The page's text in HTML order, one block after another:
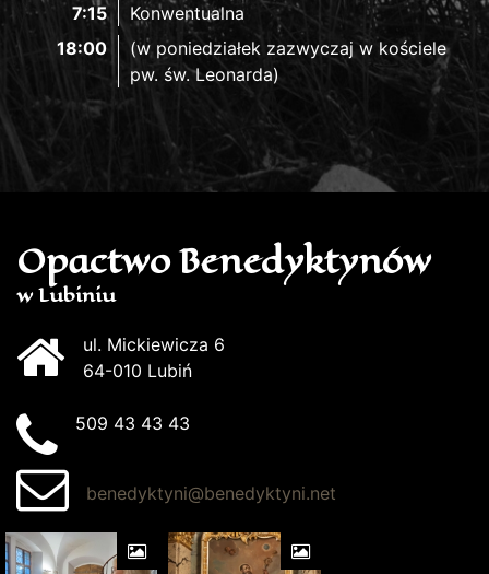
7:15
Konwentualna
18:00
(w poniedziałek zazwyczaj w kościele
pw. św. Leonarda)
Opactwo Benedyktynów
w Lubiniu
ul. Mickiewicza 6
64-010 Lubiń
509 43 43 43
benedyktyni@benedyktyni.net